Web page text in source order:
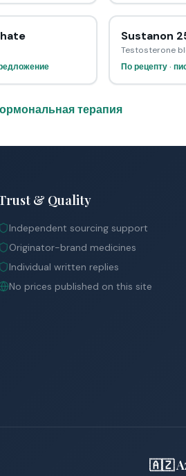
Sustanon
Testosterone
По рецепту ·
терапия
& Quality
Independent sourcing support
Originator-brand medicines
Individual written replies
No prices published on this site
🇦🇿